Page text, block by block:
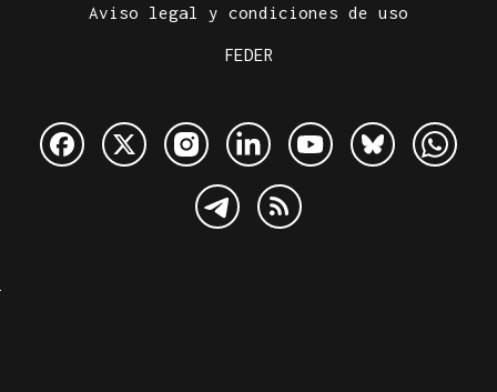
Aviso legal y condiciones de uso
FEDER